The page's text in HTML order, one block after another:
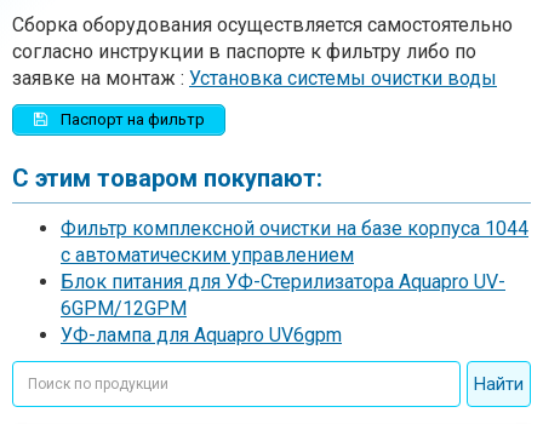
Сборка оборудования осуществляется самостоятельно
согласно инструкции в паспорте к фильтру либо по
заявке на монтаж : Установка системы очистки воды
Паспорт на фильтр
С этим товаром покупают:
Фильтр комплексной очистки на базе корпуса 1044
с автоматическим управлением
Блок питания для УФ-Стерилизатора Aquapro UV-
6GPM/12GPM
УФ-лампа для Aquapro UV6gpm